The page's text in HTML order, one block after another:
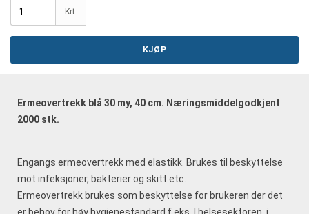
Krt.
KJØP
Ermeovertrekk blå 30 my, 40 cm. Næringsmiddelgodkjent
2000 stk.
Engangs ermeovertrekk med elastikk. Brukes til beskyttelse
mot infeksjoner, bakterier og skitt etc.
Ermeovertrekk brukes som beskyttelse for brukeren der det